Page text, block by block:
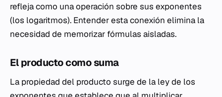
refleja como una operación sobre sus exponentes
(los logaritmos). Entender esta conexión elimina la
necesidad de memorizar fórmulas aisladas.
El producto como suma
La propiedad del producto surge de la ley de los